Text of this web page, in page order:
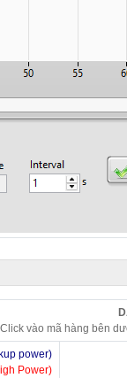
vào mã hàng bên
power)
Power)